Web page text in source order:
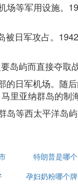
等军用设施。
日军攻占。
岛屿而直接夺取
日军机场。随
里亚纳群岛的制
等西太平洋岛
特朗普是哪
孕妇奶粉哪个